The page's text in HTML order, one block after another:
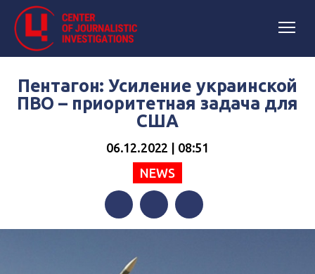
Пентагон: Усиление украинской
ПВО – приоритетная задача для
США
06.12.2022 | 08:51
NEWS
FacebookTwitterTelegram